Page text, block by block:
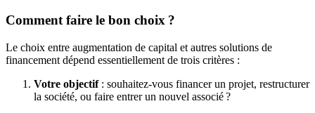
Comment faire le bon choix ?
Le choix entre augmentation de capital et autres solutions de
financement dépend essentiellement de trois critères :
Votre objectif : souhaitez-vous financer un projet, restructurer
la société, ou faire entrer un nouvel associé ?